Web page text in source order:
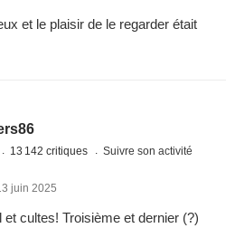
et le plaisir de le regarder était
13 142 critiques Suivre son activité
juin 2025
cultes! Troisième et dernier (?)